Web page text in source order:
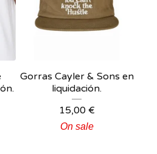
Gorras Cayler & Sons en
liquidación.
15,00 €
On sale